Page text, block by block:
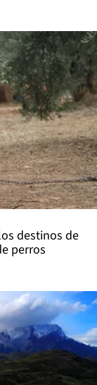
destinos de
perros